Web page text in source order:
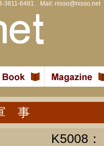
3811-6481 Mail: nisso@nisso.net
事
K5008：